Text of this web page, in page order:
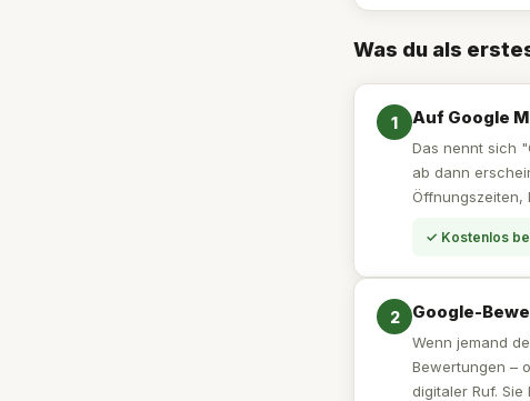
Was du als
1 Auf Google
Das nennt sich
ab dann
Öffnungszeiten,
✓ Kostenlos
2 Google-
Wenn jemand
Bewertungen –
digitaler Ruf.